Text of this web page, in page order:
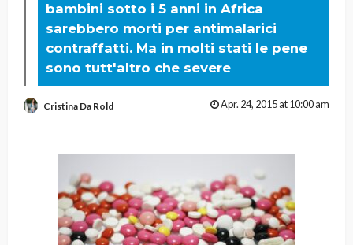
bambini sotto i 5 anni in Africa
sarebbero morti per antimalarici
contraffatti. Ma in molti stati le pene
sono tutt'altro che severe
Cristina Da Rold Apr. 24, 2015 at 10:00 am